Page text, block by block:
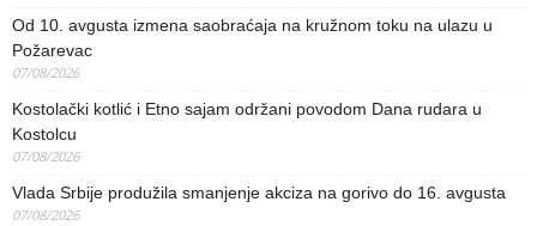
Od 10. avgusta izmena saobraćaja na kružnom toku na ulazu u
Požarevac
07/08/2026
Kostolački kotlić i Etno sajam održani povodom Dana rudara u
Kostolcu
07/08/2026
Vlada Srbije produžila smanjenje akciza na gorivo do 16. avgusta
07/08/2026